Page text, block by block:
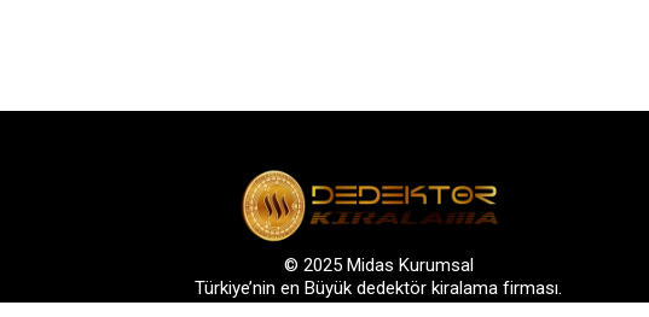
© 2025 Midas Kurumsal
Türkiye’nin en Büyük dedektör kiralama firması.